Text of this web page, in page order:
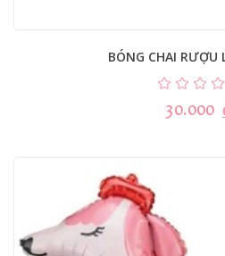
BÓNG CHAI RƯỢU
30.000